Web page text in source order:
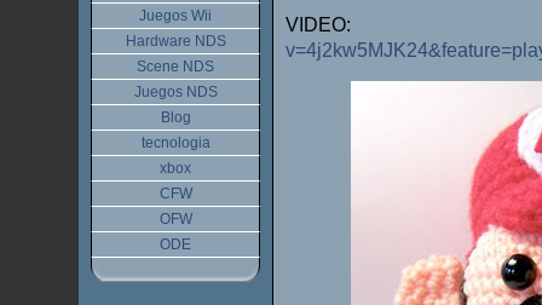
VIDEO:
Juegos Wii
Hardware NDS
Scene NDS
Juegos NDS
Blog
tecnologia
xbox
CFW
OFW
ODE